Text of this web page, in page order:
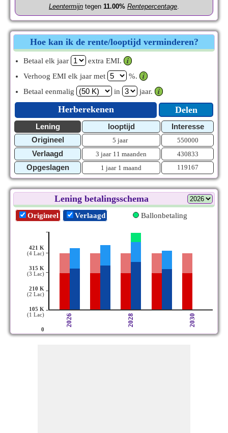
Leentermijn tegen 11.00% Rentepercentage.
Hoe kan ik de rente/looptijd verminderen?
Betaal elk jaar extra EMI.
𝒊
Verhoog EMI elk jaar met
%.
𝒊
Betaal eenmalig
in jaar. 𝒊
Herberekenen Delen
Lening looptijd
Interesse
Origineel
5 jaar 550000
Verlaagd 3 jaar 11 maanden 430833
Opgeslagen 1 jaar 1 maand 119167
Lening betalingsschema
Origineel Verlaagd Ballonbetaling
421 K
(4 Lac)
315 K
(3 Lac)
210 K
(2 Lac)
105 K
(1 Lac)
0
-
-
-
-
-
2026 2028 2030